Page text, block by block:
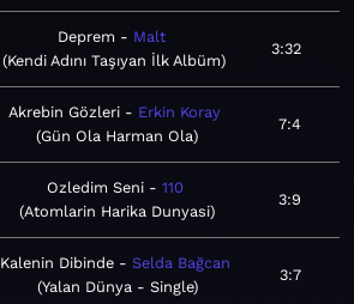
Deprem
Malt
Kendi Adını Taşıyan İlk Albüm
3:32
Akrebin Gözleri
Erkin Koray
Gün Ola Harman Ola
7:4
Ozledim Seni
110
Atomlarin Harika Dunyasi
3:9
Kalenin Dibinde
Selda Bağcan
Yalan Dünya - Single
3:7